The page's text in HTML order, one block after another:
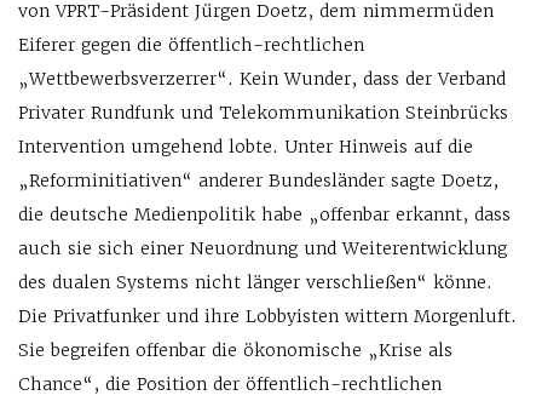
von VPRT-Präsident Jürgen Doetz, dem nimmermüden
Eiferer gegen die öffentlich-rechtlichen
„Wettbewerbsverzerrer“. Kein Wunder, dass der Verband
Privater Rundfunk und Telekommunikation Steinbrücks
Intervention umgehend lobte. Unter Hinweis auf die
„Reforminitiativen“ anderer Bundesländer sagte Doetz,
die deutsche Medienpolitik habe „offenbar erkannt, dass
auch sie sich einer Neuordnung und Weiterentwicklung
des dualen Systems nicht länger verschließen“ könne.
Die Privatfunker und ihre Lobbyisten wittern Morgenluft.
Sie begreifen offenbar die ökonomische „Krise als
Chance“, die Position der öffentlich-rechtlichen